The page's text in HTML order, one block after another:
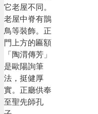
它老屋不同。
老屋中脊有鵲
鳥等裝飾。正
門上方的匾額
「陶渭傳芳」
是歐陽詢筆
法，挺健厚
實。正廳供奉
至聖先師孔